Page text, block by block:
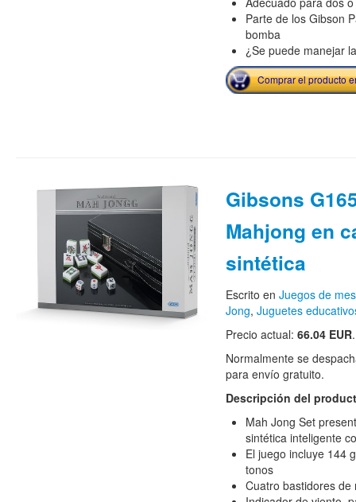
Parte de los Gibson
bomba
¿Se puede manejar
Comprar el producto
Gibsons
Mahjong en
sintética
Escrito en Juegos de
Jong, Juguetes
Precio actual: 66.04 EUR.
Normalmente se
para envío gratuito.
Descripción del
Mah Jong Set
sintética inteligente
El juego incluye 144
tonos
Cuatro bastidores de